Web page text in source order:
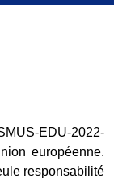
EDU-2022-
européenne.
responsabilité